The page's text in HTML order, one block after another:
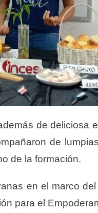
de deliciosa
de
de la formación.
en el marco
para el